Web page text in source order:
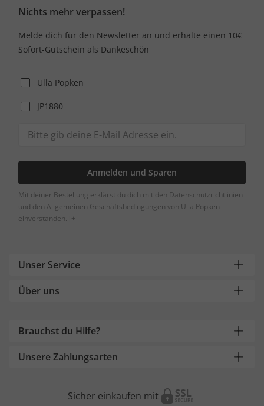
Nichts mehr verpassen!
Melde dich für den Newsletter an und erhalte einen 10€
Sofort-Gutschein als Dankeschön
Ulla Popken
JP1880
Anmelden und Sparen
Mit deiner Bestellung erklärst du dich mit den Datenschutzrichtlinien
und den Allgemeinen Geschäftsbedingungen von Ulla Popken
einverstanden. [+]
Unser Service
Über uns
Brauchst du Hilfe?
Unsere Zahlungsarten
Sicher einkaufen mit